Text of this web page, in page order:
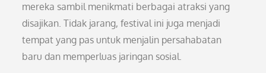
mereka sambil menikmati berbagai atraksi yang
disajikan. Tidak jarang, festival ini juga menjadi
tempat yang pas untuk menjalin persahabatan
baru dan memperluas jaringan sosial.